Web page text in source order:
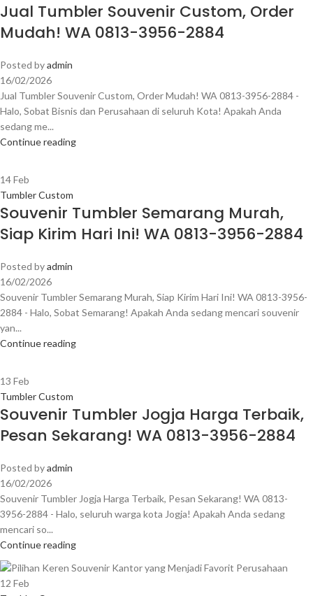
Jual Tumbler Souvenir Custom, Order
Mudah! WA 0813-3956-2884
Posted byadmin
16/02/2026
Jual Tumbler Souvenir Custom, Order Mudah! WA 0813-3956-2884 -
Halo, Sobat Bisnis dan Perusahaan di seluruh Kota! Apakah Anda
sedang me...
Continue reading
14Feb
Tumbler Custom
Souvenir Tumbler Semarang Murah,
Siap Kirim Hari Ini! WA 0813-3956-2884
Posted byadmin
16/02/2026
Souvenir Tumbler Semarang Murah, Siap Kirim Hari Ini! WA 0813-3956-
2884 - Halo, Sobat Semarang! Apakah Anda sedang mencari souvenir
yan...
Continue reading
13 Feb
Tumbler Custom
Souvenir Tumbler Jogja Harga Terbaik,
Pesan Sekarang! WA 0813-3956-2884
Posted byadmin
16/02/2026
Souvenir Tumbler Jogja Harga Terbaik, Pesan Sekarang! WA 0813-
3956-2884 - Halo, seluruh warga kota Jogja! Apakah Anda sedang
mencari so...
Continue reading
12 Feb